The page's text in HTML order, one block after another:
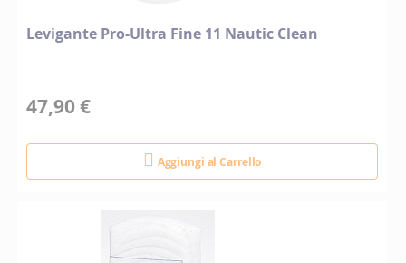
Levigante Pro-Ultra Fine 11 Nautic Clean
47,90 €
Aggiungi al Carrello